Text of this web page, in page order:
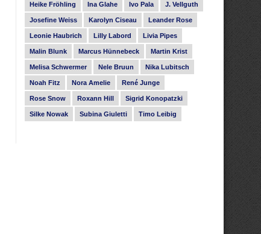
Heike Fröhling Ina Glahe Ivo Pala J. Vellguth
Josefine Weiss Karolyn Ciseau Leander Rose
Leonie Haubrich Lilly Labord Livia Pipes
Malin Blunk Marcus Hünnebeck Martin Krist
Melisa Schwermer Nele Bruun Nika Lubitsch
Noah Fitz Nora Amelie René Junge
Rose Snow Roxann Hill Sigrid Konopatzki
Silke Nowak Subina Giuletti Timo Leibig